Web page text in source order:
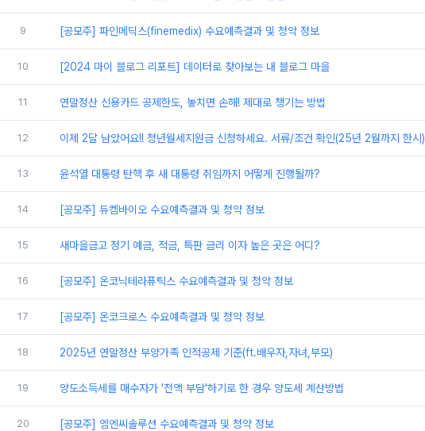
9 [공모주] 파인메딕스(finemedix) 수요예측결과 및 청약 정보
10 [2024 마이 블로그 리포트] 데이터로 찾아보는 내 블로그 마을
11 연말정산 신용카드 공제한도, 놓치면 손해! 제대로 챙기는 방법
12 이제 2달 남았어요!! 청년월세지원금 신청하세요. 서류/조건 확인(25년 2월까지 한시)
13 윤석열 대통령 탄핵 후 새 대통령 취임까지 어떻게 진행될까?
14 [공모주] 듀켐바이오 수요예측결과 및 청약 정보
15 새마을금고 정기 예금, 적금, 특판 금리 이자 높은 곳은 어디?
16 [공모주] 온코닉테라퓨틱스 수요예측결과 및 청약 정보
17 [공모주] 온코크로스 수요예측결과 및 청약 정보
18 2025년 연말정산 부양가족 인적공제 기준(ft.배우자,자녀,부모)
19 양도소득세를 매수자가 '전액 부담'하기로 한 경우 양도세 계산방법
20 [공모주] 엠엔씨솔루션 수요예측결과 및 청약 정보